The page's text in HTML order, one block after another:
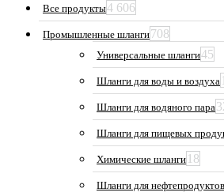
Все продукты4 606
Промышленные шланги708
Универсальные шланги45
Шланги для воды и воздуха
Шланги для водяного пара
Шланги для пищевых
Химические шланги 18
Шланги для нефтепродуктов